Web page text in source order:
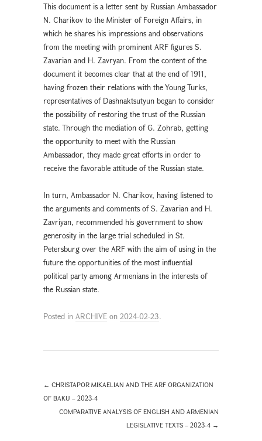
This document is a letter sent by Russian Ambassador
N. Charikov to the Minister of Foreign Affairs, in
which he shares his impressions and observations
from the meeting with prominent ARF figures S.
Zavarian and H. Zavryan. From the content of the
document it becomes clear that at the end of 1911,
having frozen their relations with the Young Turks,
representatives of Dashnaktsutyun began to consider
the possibility of restoring the trust of the Russian
state. Through the mediation of G. Zohrab, getting
the opportunity to meet with the Russian
Ambassador, they made great efforts in order to
receive the favorable attitude of the Russian state.
In turn, Ambassador N. Charikov, having listened to
the arguments and comments of S. Zavarian and H.
Zavriyan, recommended his government to show
generosity in the large trial scheduled in St.
Petersburg over the ARF with the aim of using in the
future the opportunities of the most influential
political party among Armenians in the interests of
the Russian state.
Posted in ARCHIVE on 2024-02-23.
← CHRISTAPOR MIKAELIAN AND THE ARF ORGANIZATION
OF BAKU – 2023-4
COMPARATIVE ANALYSIS OF ENGLISH AND ARMENIAN
LEGISLATIVE TEXTS – 2023-4 →